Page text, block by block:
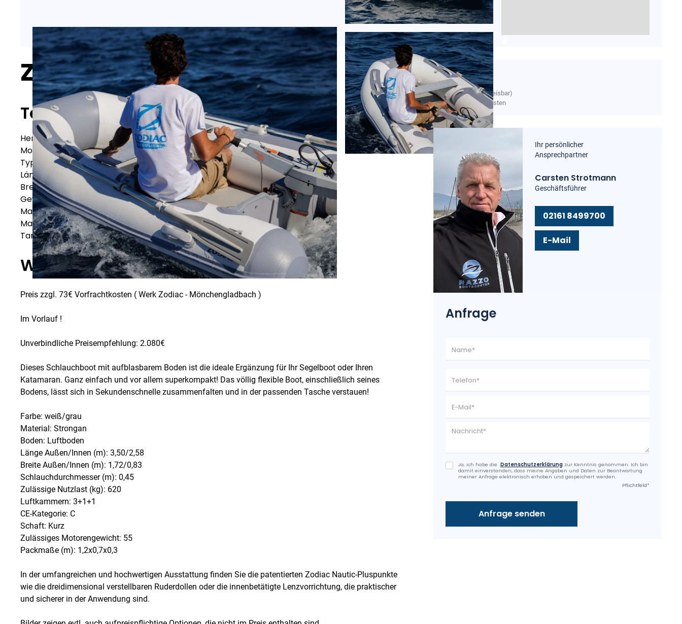
Zodiac Cadet Aero 350
Technische Daten
Hersteller
Zodiac
Modell
Zodiac Cadet Aero 350
Typ
RIBs & Schlauchboote
Länge
3,50 m
Breite
1,72 m
Gewicht
47kg
Max. Leistung
15
Max. Personen
6
Tankkapazität
-L
Weitere Spezifikationen
Preis zzgl. 73€ Vorfrachtkosten ( Werk Zodiac - Mönchengladbach )
Im Vorlauf !
Unverbindliche Preisempfehlung: 2.080€
Dieses Schlauchboot mit aufblasbarem Boden ist die ideale Ergänzung für Ihr Segelboot oder Ihren
Katamaran. Ganz einfach und vor allem superkompakt! Das völlig flexible Boot, einschließlich seines
Bodens, lässt sich in Sekundenschnelle zusammenfalten und in der passenden Tasche verstauen!
Farbe: weiß/grau
Material: Strongan
Boden: Luftboden
Länge Außen/Innen (m): 3,50/2,58
Breite Außen/Innen (m): 1,72/0,83
Schlauchdurchmesser (m): 0,45
Zulässige Nutzlast (kg): 620
Luftkammern: 3+1+1
CE-Kategorie: C
Schaft: Kurz
Zulässiges Motorengewicht: 55
Packmaße (m): 1,2x0,7x0,3
In der umfangreichen und hochwertigen Ausstattung finden Sie die patentierten Zodiac Nautic-Pluspunkte
wie die dreidimensional verstellbaren Ruderdollen oder die innenbetätigte Lenzvorrichtung, die praktischer
und sicherer in der Anwendung sind.
1.790€
inkl. MwSt. (ausweisbar)
zzgl. Vorfrachtskosten
Ihr persönlicher
Ansprechpartner
Carsten Strotmann
Geschäftsführer
02161 8499700
E-Mail
Anfrage
Ja, ich habe die Datenschutzerklärung zur Kenntnis genommen. Ich bin
damit einverstanden, dass meine Angaben und Daten zur Beantwortung
meiner Anfrage elektronisch erhoben und gespeichert werden.
Pflichtfeld*